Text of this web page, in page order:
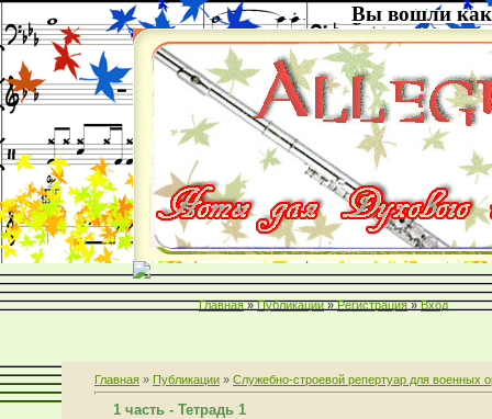
Вы вошли как
Главная » Публикации » Регистрация » Вход
Главная » Публикации » Служебно-строевой репертуар для военных
1 часть - Тетрадь 1